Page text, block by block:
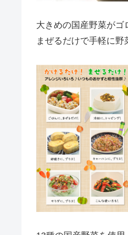
大きめの国産野菜が
まぜるだけで手軽に野